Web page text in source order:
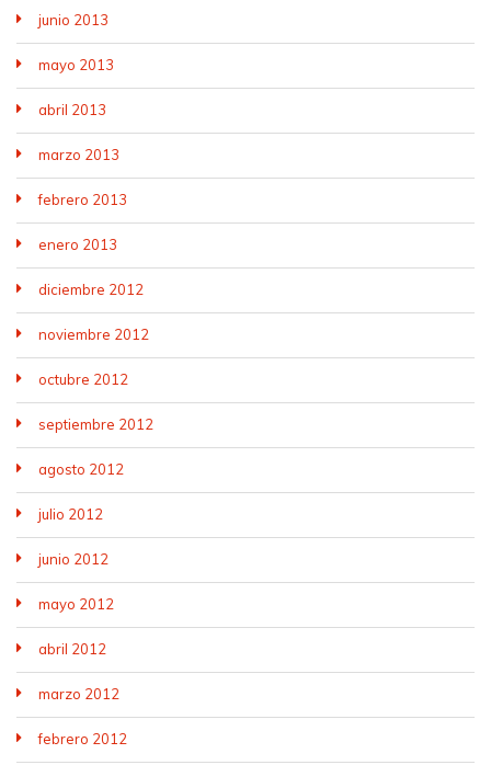
junio 2013
mayo 2013
abril 2013
marzo 2013
febrero 2013
enero 2013
diciembre 2012
noviembre 2012
octubre 2012
septiembre 2012
agosto 2012
julio 2012
junio 2012
mayo 2012
abril 2012
marzo 2012
febrero 2012